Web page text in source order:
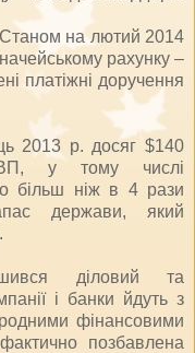
на лютий 2014
рахунку –
платіжні доручення
2013 р. досяг $140
у тому числі
більш ніж в 4 рази
держави, який
діловий та
і банки йдуть з
фінансовими
позбавлена